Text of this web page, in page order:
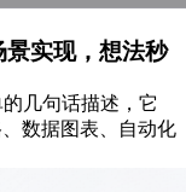
实现，想法秒
几句话描述，它
数据图表、自动化